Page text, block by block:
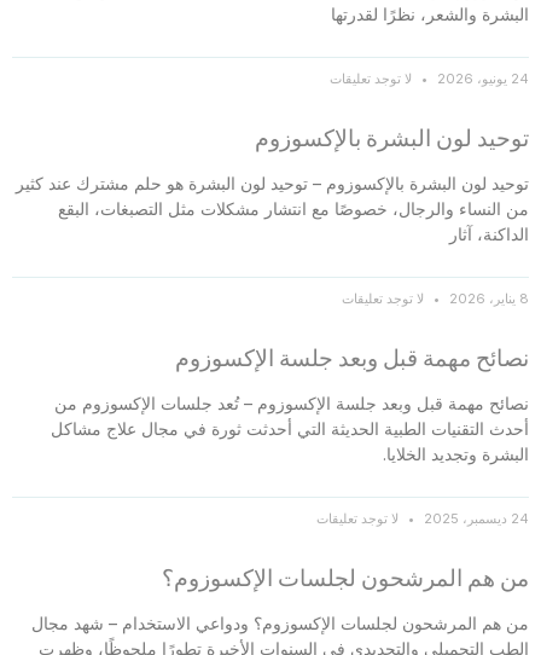
البشرة والشعر، نظرًا لقدرتها
24 يونيو، 2026 لا توجد تعليقات
توحيد لون البشرة بالإكسوزوم
توحيد لون البشرة بالإكسوزوم – توحيد لون البشرة هو حلم مشترك عند كثير
من النساء والرجال، خصوصًا مع انتشار مشكلات مثل التصبغات، البقع
الداكنة، آثار
8 يناير، 2026 لا توجد تعليقات
نصائح مهمة قبل وبعد جلسة الإكسوزوم
نصائح مهمة قبل وبعد جلسة الإكسوزوم – تُعد جلسات الإكسوزوم من
أحدث التقنيات الطبية الحديثة التي أحدثت ثورة في مجال علاج مشاكل
البشرة وتجديد الخلايا.
24 ديسمبر، 2025 لا توجد تعليقات
من هم المرشحون لجلسات الإكسوزوم؟
من هم المرشحون لجلسات الإكسوزوم؟ ودواعي الاستخدام – شهد مجال
الطب التجميلي والتجديدي في السنوات الأخيرة تطورًا ملحوظًا، وظهرت